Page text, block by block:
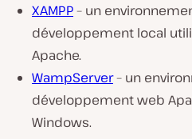
XAMPP– un
développement local
Apache.
WampServer– un
développement web
Windows.